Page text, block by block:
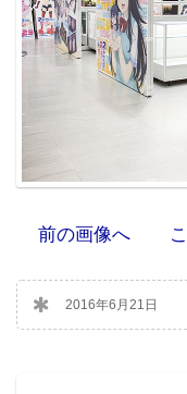
前の画像へ
2016年6月21日